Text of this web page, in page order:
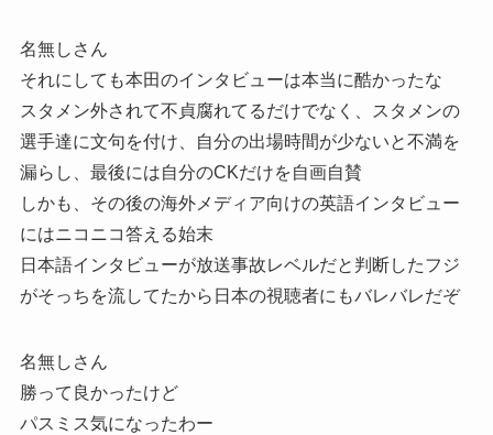
名無しさん
それにしても本田のインタビューは本当に酷かったな
スタメン外されて不貞腐れてるだけでなく、スタメンの
選手達に文句を付け、自分の出場時間が少ないと不満を
漏らし、最後には自分のCKだけを自画自賛
しかも、その後の海外メディア向けの英語インタビュー
にはニコニコ答える始末
日本語インタビューが放送事故レベルだと判断したフジ
がそっちを流してたから日本の視聴者にもバレバレだぞ
名無しさん
勝って良かったけど
パスミス気になったわー